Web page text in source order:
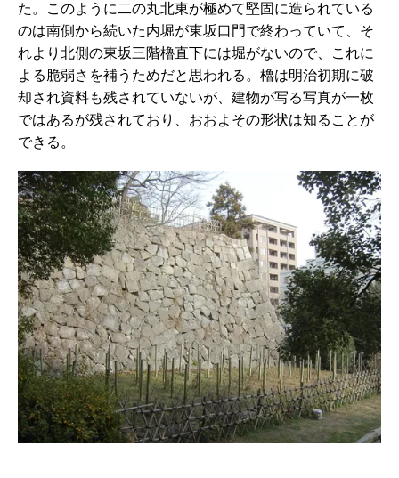
た。このように二の丸北東が極めて堅固に造られている
のは南側から続いた内堀が東坂口門で終わっていて、そ
れより北側の東坂三階櫓直下には堀がないので、これに
よる脆弱さを補うためだと思われる。櫓は明治初期に破
却され資料も残されていないが、建物が写る写真が一枚
ではあるが残されており、おおよその形状は知ることが
できる。